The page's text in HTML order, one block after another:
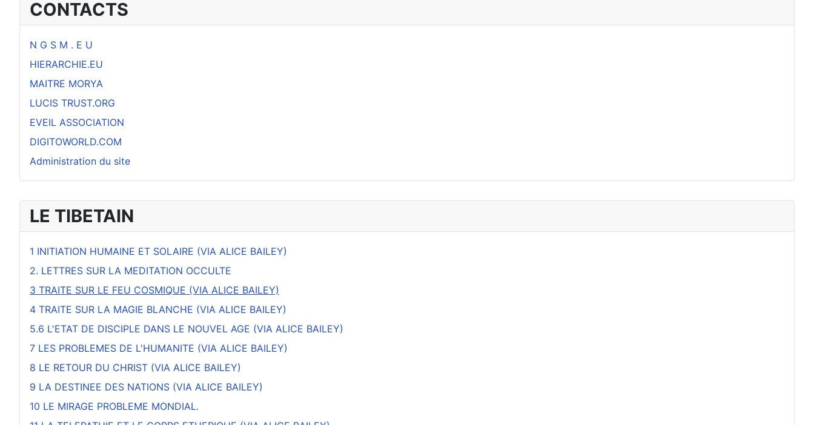
LE TIBETAIN
1 INITIATION HUMAINE ET SOLAIRE (VIA ALICE BAILEY)
2. LETTRES SUR LA MEDITATION OCCULTE
3 TRAITE SUR LE FEU COSMIQUE (VIA ALICE BAILEY)
4 TRAITE SUR LA MAGIE BLANCHE (VIA ALICE BAILEY)
5.6 L'ETAT DE DISCIPLE DANS LE NOUVEL AGE (VIA ALICE BAILEY)
7 LES PROBLEMES DE L'HUMANITE (VIA ALICE BAILEY)
8 LE RETOUR DU CHRIST (VIA ALICE BAILEY)
9 LA DESTINEE DES NATIONS (VIA ALICE BAILEY)
10 LE MIRAGE PROBLEME MONDIAL.
CONTACTS
N G S M . E U
HIERARCHIE.EU
MAITRE MORYA
LUCIS TRUST.ORG
EVEIL ASSOCIATION
DIGITOWORLD.COM
Administration du site